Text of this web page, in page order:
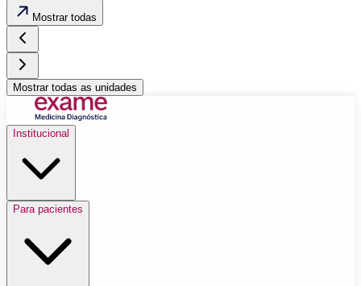
Mostrar todas
Mostrar todas as unidades
Institucional
Para pacientes